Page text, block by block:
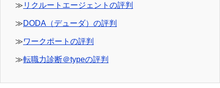
≫ リクルートエージェントの評判
≫DODA（デューダ）の評判
≫ワークポートの評判
≫転職力診断＠typeの評判